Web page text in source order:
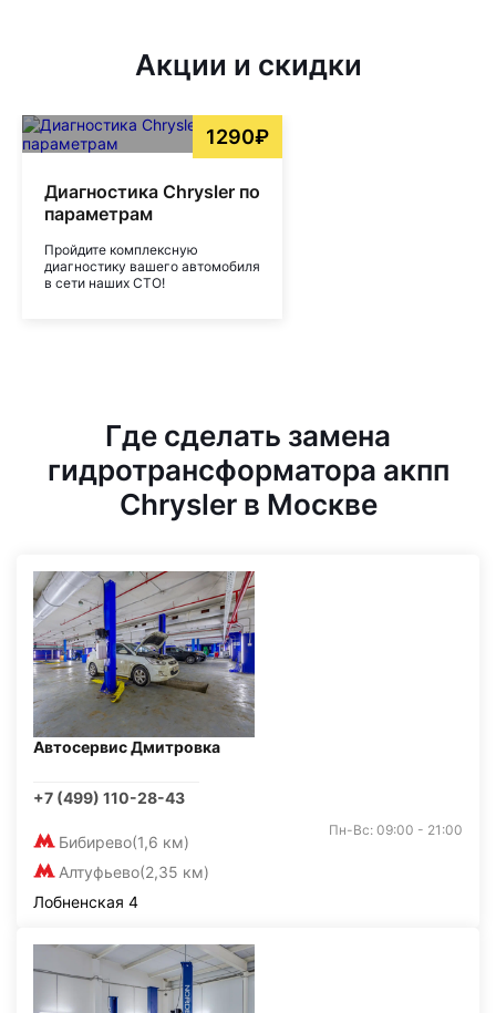
Акции и скидки
1290₽
Диагностика Chrysler по
параметрам
Пройдите комплексную
диагностику вашего автомобиля
в сети наших СТО!
Где сделать замена
гидротрансформатора акпп
Chrysler в Москве
Автосервис Дмитровка
+7 (499) 110-28-43
Бибирево(1,6 км)
Алтуфьево(2,35 км)
Пн-Вс: 09:00 - 21:00
Лобненская 4